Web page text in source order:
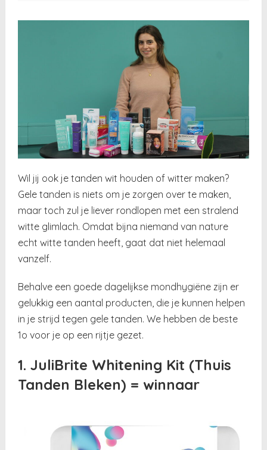
Wil jij ook je tanden wit houden of witter maken?
Gele tanden is niets om je zorgen over te maken,
maar toch zul je liever rondlopen met een stralend
witte glimlach. Omdat bijna niemand van nature
echt witte tanden heeft, gaat dat niet helemaal
vanzelf.
Behalve een goede dagelijkse mondhygiëne zijn er
gelukkig een aantal producten, die je kunnen helpen
in je strijd tegen gele tanden. We hebben de beste
1o voor je op een rijtje gezet.
1. JuliBrite Whitening Kit (Thuis
Tanden Bleken) = winnaar